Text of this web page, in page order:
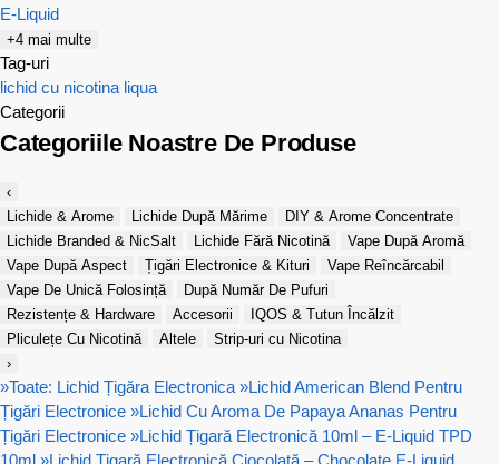
E-Liquid
+4 mai multe
Tag-uri
lichid cu nicotina liqua
Categorii
Categoriile Noastre De Produse
‹
Lichide & Arome
Lichide După Mărime
DIY & Arome Concentrate
Lichide Branded & NicSalt
Lichide Fără Nicotină
Vape După Aromă
Vape După Aspect
Țigări Electronice & Kituri
Vape Reîncărcabil
Vape De Unică Folosință
După Număr De Pufuri
Rezistențe & Hardware
Accesorii
IQOS & Tutun Încălzit
Pliculețe Cu Nicotină
Altele
Strip-uri cu Nicotina
›
»Toate: Lichid Țigăra Electronica »Lichid American Blend Pentru
Țigări Electronice »Lichid Cu Aroma De Papaya Ananas Pentru
Țigări Electronice »Lichid Țigară Electronică 10ml – E-Liquid TPD
10ml »Lichid Țigară Electronică Ciocolată – Chocolate E-Liquid